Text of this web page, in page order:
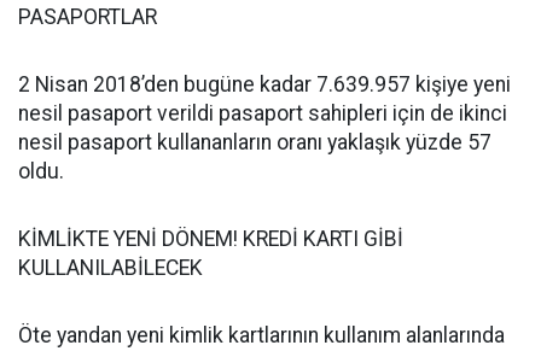
PASAPORTLAR
2 Nisan 2018’den bugüne kadar 7.639.957 kişiye yeni
nesil pasaport verildi pasaport sahipleri için de ikinci
nesil pasaport kullananların oranı yaklaşık yüzde 57
oldu.
KİMLİKTE YENİ DÖNEM! KREDİ KARTI GİBİ
KULLANILABİLECEK
Öte yandan yeni kimlik kartlarının kullanım alanlarında